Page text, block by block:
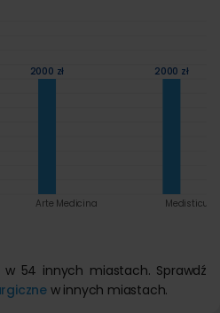
2000 zł 2000 zł
Arte Medicina Medisticum
54 innych miastach. Sprawdź
w innych miastach.